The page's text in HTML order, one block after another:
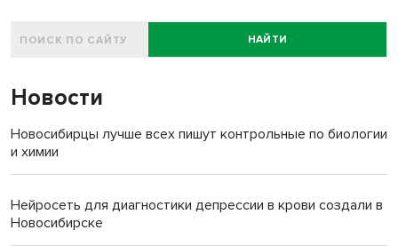
НАЙТИ
Новости
Новосибирцы лучше всех пишут контрольные по биологии
и химии
Нейросеть для диагностики депрессии в крови создали в
Новосибирске